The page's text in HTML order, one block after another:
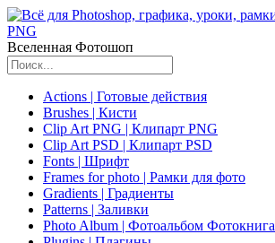
Вселенная Фотошоп
Actions | Готовые действия
Brushes | Кисти
Clip Art PNG | Клипарт PNG
Clip Art PSD | Клипарт PSD
Fonts | Шрифт
Frames for photo | Рамки для фото
Gradients | Градиенты
Patterns | Заливки
Photo Album | Фотоальбом Фотокнига